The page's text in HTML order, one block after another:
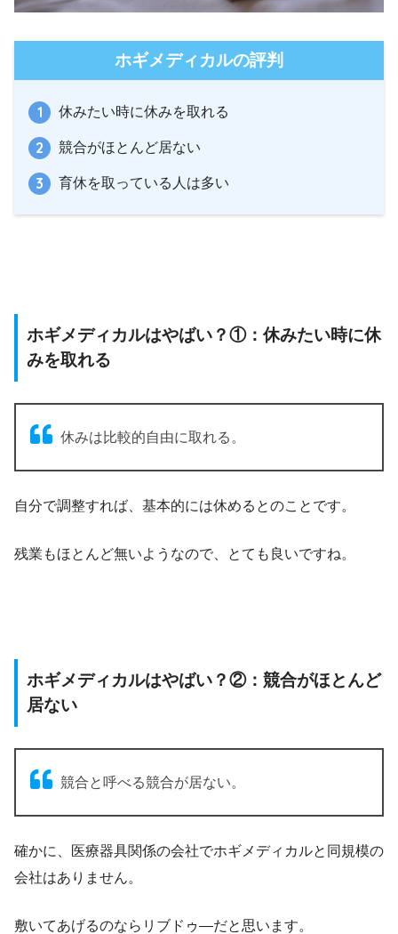
ホギメディカルの評判
休みたい時に休みを取れる
競合がほとんど居ない
育休を取っている人は多い
ホギメディカルはやばい？①：休みたい時に休
みを取れる
休みは比較的自由に取れる。
自分で調整すれば、基本的には休めるとのことです。
残業もほとんど無いようなので、とても良いですね。
ホギメディカルはやばい？②：競合がほとんど
居ない
競合と呼べる競合が居ない。
確かに、医療器具関係の会社でホギメディカルと同規模の
会社はありません。
敷いてあげるのならリブドゥ―だと思います。